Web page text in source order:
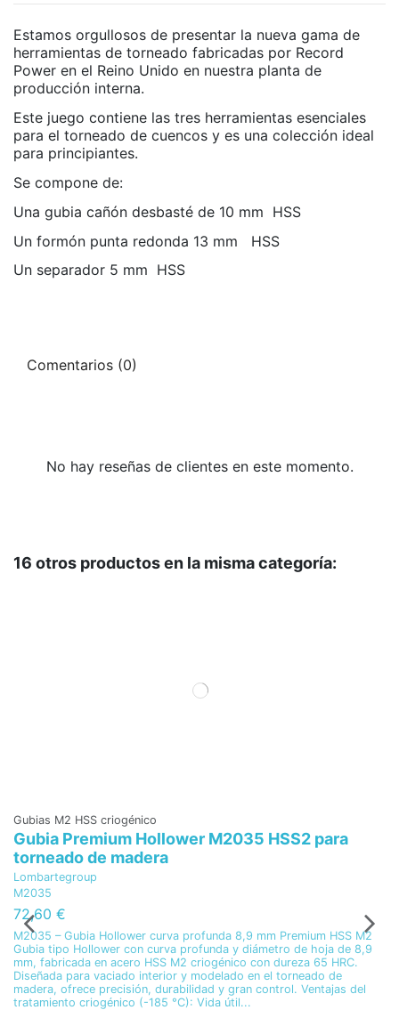
Estamos orgullosos de presentar la nueva gama de
herramientas de torneado fabricadas por Record
Power en el Reino Unido en nuestra planta de
producción interna.
Este juego contiene las tres herramientas esenciales
para el torneado de cuencos y es una colección ideal
para principiantes.
Se compone de:
Una gubia cañón desbasté de 10 mm HSS
Un formón punta redonda 13 mm HSS
Un separador 5 mm HSS
Comentarios (0)
No hay reseñas de clientes en este momento.
16 otros productos en la misma categoría:
Gubias M2 HSS criogénico
Gubia Premium Hollower M2035 HSS2 para
torneado de madera
Lombartegroup
M2035
72,60 €
M2035 – Gubia Hollower curva profunda 8,9 mm Premium HSS M2
Gubia tipo Hollower con curva profunda y diámetro de hoja de 8,9
mm, fabricada en acero HSS M2 criogénico con dureza 65 HRC.
Diseñada para vaciado interior y modelado en el torneado de
madera, ofrece precisión, durabilidad y gran control. Ventajas del
tratamiento criogénico (-185 °C): Vida útil...